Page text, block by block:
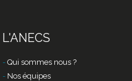
L'ANECS
Qui sommes nous ?
Nos équipes